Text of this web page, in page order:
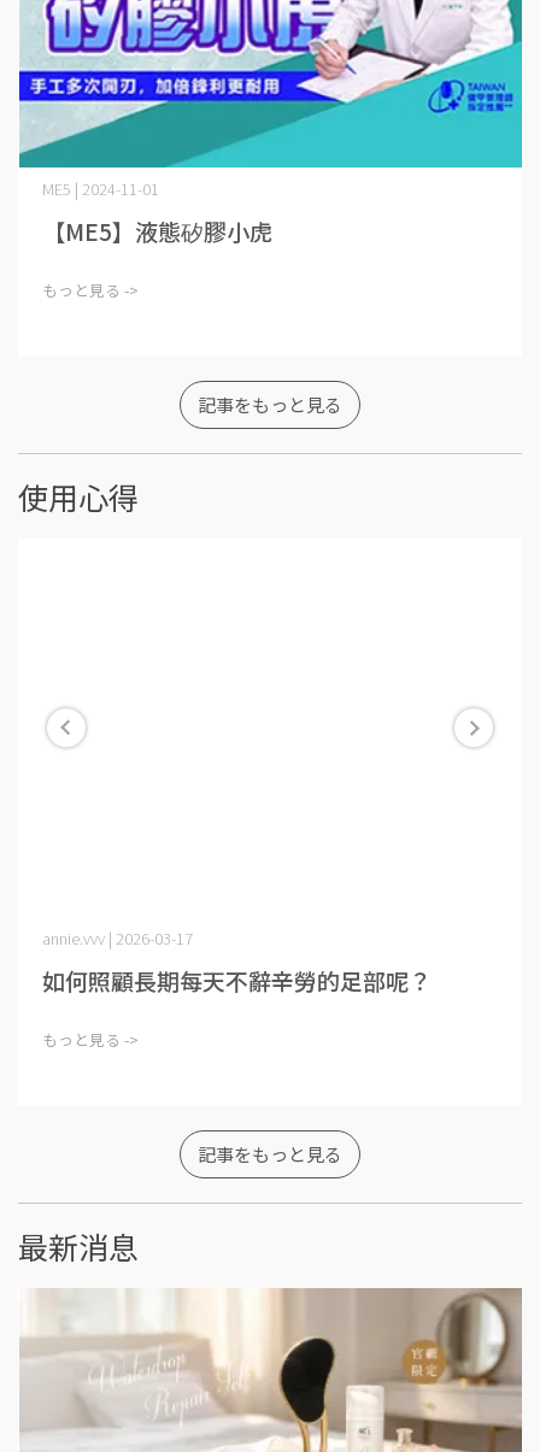
ME5 | 2024-11-01
【ME5】液態矽膠小虎
もっと見る ->
記事をもっと見る
使用心得
annie.vvv | 2026-03-17
如何照顧長期每天不辭辛勞的足部呢？
もっと見る ->
記事をもっと見る
最新消息